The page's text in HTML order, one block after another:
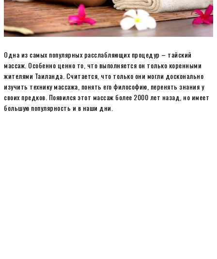
Одна из самых популярных расслабляющих процедур – тайский
массаж. Особенно ценно то, что выполняется он только коренными
жителями Таиланда. Считается, что только они могли досконально
изучить технику массажа, понять его философию, перенять знания у
своих предков. Появился этот массаж более 2000 лет назад, но имеет
большую популярность и в наши дни.